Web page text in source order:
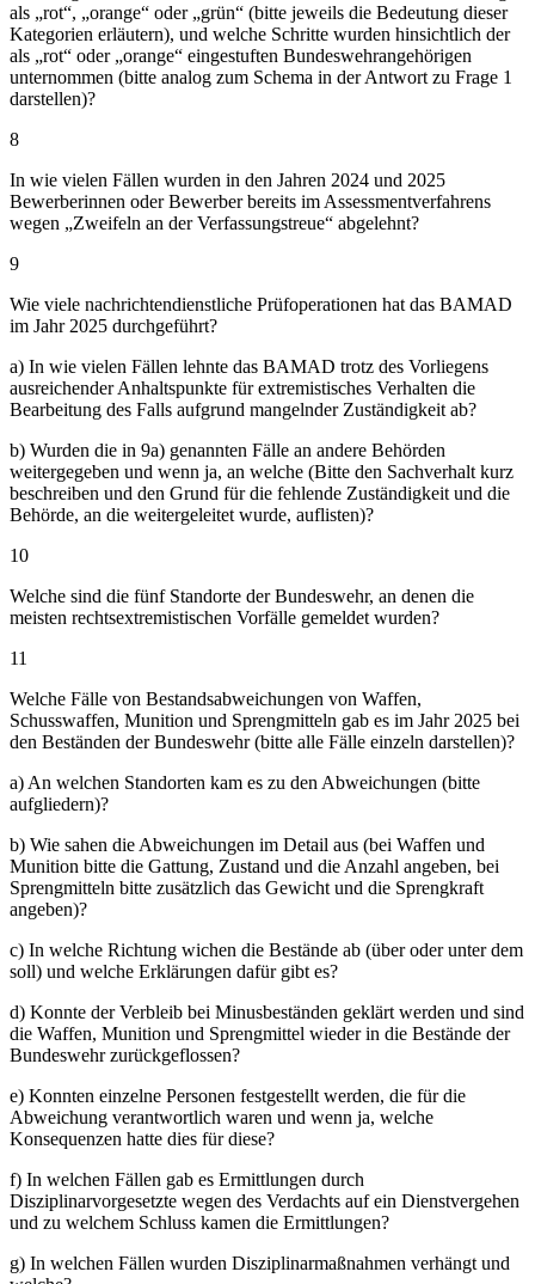
als „rot“, „orange“ oder „grün“ (bitte jeweils die Bedeutung dieser
Kategorien erläutern), und welche Schritte wurden hinsichtlich der
als „rot“ oder „orange“ eingestuften Bundeswehrangehörigen
unternommen (bitte analog zum Schema in der Antwort zu Frage 1
darstellen)?
8
In wie vielen Fällen wurden in den Jahren 2024 und 2025
Bewerberinnen oder Bewerber bereits im Assessmentverfahrens
wegen „Zweifeln an der Verfassungstreue“ abgelehnt?
9
Wie viele nachrichtendienstliche Prüfoperationen hat das BAMAD
im Jahr 2025 durchgeführt?
a) In wie vielen Fällen lehnte das BAMAD trotz des Vorliegens
ausreichender Anhaltspunkte für extremistisches Verhalten die
Bearbeitung des Falls aufgrund mangelnder Zuständigkeit ab?
b) Wurden die in 9a) genannten Fälle an andere Behörden
weitergegeben und wenn ja, an welche (Bitte den Sachverhalt kurz
beschreiben und den Grund für die fehlende Zuständigkeit und die
Behörde, an die weitergeleitet wurde, auflisten)?
10
Welche sind die fünf Standorte der Bundeswehr, an denen die
meisten rechtsextremistischen Vorfälle gemeldet wurden?
11
Welche Fälle von Bestandsabweichungen von Waffen,
Schusswaffen, Munition und Sprengmitteln gab es im Jahr 2025 bei
den Beständen der Bundeswehr (bitte alle Fälle einzeln darstellen)?
a) An welchen Standorten kam es zu den Abweichungen (bitte
aufgliedern)?
b) Wie sahen die Abweichungen im Detail aus (bei Waffen und
Munition bitte die Gattung, Zustand und die Anzahl angeben, bei
Sprengmitteln bitte zusätzlich das Gewicht und die Sprengkraft
angeben)?
c) In welche Richtung wichen die Bestände ab (über oder unter dem
soll) und welche Erklärungen dafür gibt es?
d) Konnte der Verbleib bei Minusbeständen geklärt werden und sind
die Waffen, Munition und Sprengmittel wieder in die Bestände der
Bundeswehr zurückgeflossen?
e) Konnten einzelne Personen festgestellt werden, die für die
Abweichung verantwortlich waren und wenn ja, welche
Konsequenzen hatte dies für diese?
f) In welchen Fällen gab es Ermittlungen durch
Disziplinarvorgesetzte wegen des Verdachts auf ein Dienstvergehen
und zu welchem Schluss kamen die Ermittlungen?
g) In welchen Fällen wurden Disziplinarmaßnahmen verhängt und